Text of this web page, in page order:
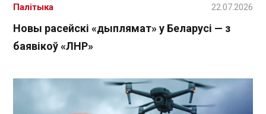
Новы расейскі «дыплямат» у Беларусі — з
баявікоў «ЛНР»
Палітыка 22.07.2026